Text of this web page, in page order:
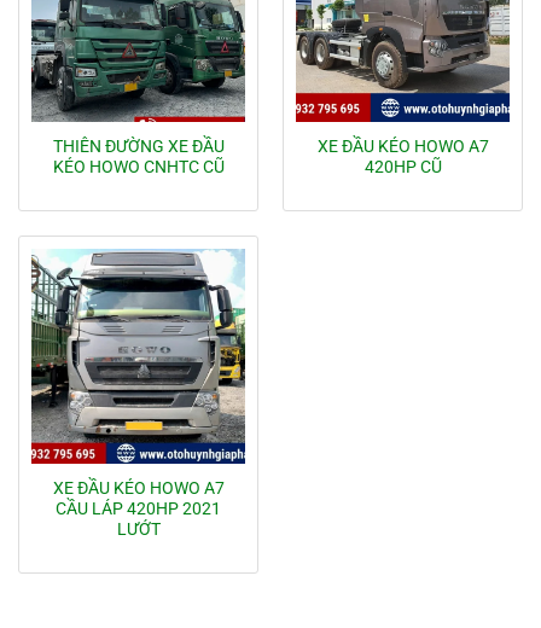
THIÊN ĐƯỜNG XE ĐẦU
KÉO HOWO CNHTC CŨ
XE ĐẦU KÉO HOWO A7
420HP CŨ
XE ĐẦU KÉO HOWO A7
CẦU LÁP 420HP 2021
LƯỚT